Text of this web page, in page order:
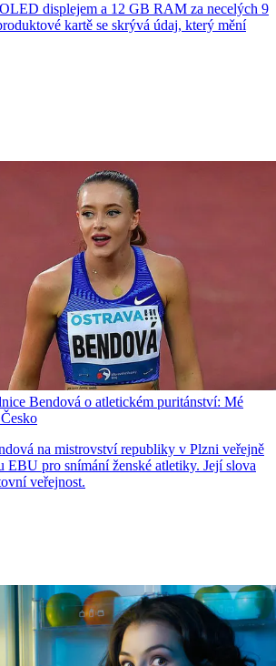
displejem a 12 GB RAM za necelých 9
kartě se skrývá údaj, který mění
Bendová o atletickém puritánství: Mé
na mistrovství republiky v Plzni veřejně
EBU pro snímání ženské atletiky. Její slova
veřejnost.